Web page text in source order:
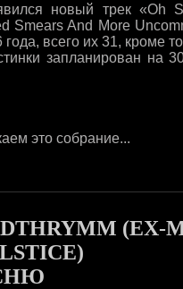
новый трек «Oh
Smears And More
всего их 31, кроме
запланирован на
это собрание...
(EX-